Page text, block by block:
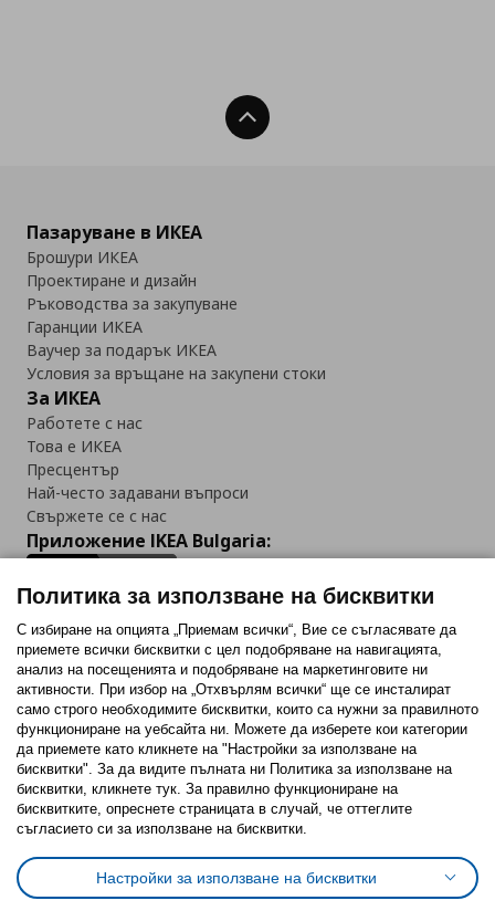
Нагоре
Пазаруване в ИКЕА
Брошури ИКЕА
Проектиране и дизайн
Ръководства за закупуване
Гаранции ИКЕА
Ваучер за подарък ИКЕА
Условия за връщане на закупени стоки
За ИКЕА
Работете с нас
Това е ИКЕА
Пресцентър
Най-често задавани въпроси
Свържете се с нас
Приложение IKEA Bulgaria:
Последвайте ни:
FacebookTwitterYoutubePinterestInstagram
Политика за използване на бисквитки (Cookies)
Избор на настройки за използване на бисквитки
Условия за ползване на ikea.bgОбща политика за личните данни
Политика за защита на личните данни на ikea.bg
Политика за използване на бисквитки
С избиране на опцията „Приемам всички“, Вие се съгласявате да
приемете всички бисквитки с цел подобряване на навигацията,
анализ на посещенията и подобряване на маркетинговите ни
активности. При избор на „Отхвърлям всички“ ще се инсталират
само строго необходимитe бисквитки, които са нужни за правилното
функциониране на уебсайта ни. Можете да изберете кои категории
да приемете като кликнете на "Настройки за използване на
бисквитки". За да видите пълната ни Политика за използване на
бисквитки, кликнете тук. За правилно функциониране на
бисквитките, опреснете страницата в случай, че оттеглите
съгласието си за използване на бисквитки.
Настройки за използване на бисквитки